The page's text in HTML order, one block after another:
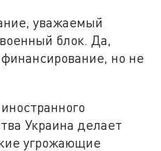
уважаемый
блок. Да,
но не
Украина делает
угрожающие